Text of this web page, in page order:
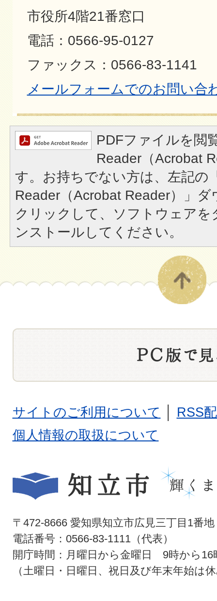
市役所4階21番窓口
電話：0566-95-0127
ファックス：0566-83-1141
メールフォームでのお問い合
PDFファイルを閲
Reader（Acrobat
す。お持ちでない方は、左記の
Reader（Acrobat Reader）」
クリックして、ソフトウェア
ンストールしてください。
サイトのご利用について
RSS
個人情報の取扱について
〒472-8666 愛知県知立市広見三丁目1番地
電話番号：0566-83-1111（代表）
開庁時間：月曜日から金曜日 9時から16
（土曜日・日曜日、祝日及び年末年始は